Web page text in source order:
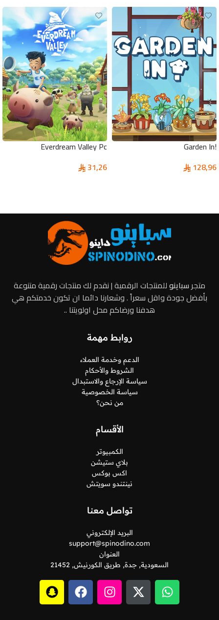
!Garden In
128,96
Everdream Valley Pc
31,26
متجرسباينوللمنتجات الرقمية | نقدم لك منتجات رقمية متنوعة
بأفضل جودة واقل سعراً . وشعارنا دائما ان تكون خدمتكم هي
هدفنا ورضاكم محل اولويتنا ..
روابط مهمة
الدعم وخدمة العملاء
الشروط والأحكام
سياسة الإرجاع والاستبدال
سياسة الخصوصية
من نحن؟
الأقسام
الكمبيوتر
بلاي ستيشن
اكس بوكس
نينتندو سويتش
تواصل معنا
البريد الإلكتروني
support@spinodino.com
العنوان
السعودية, جدة, طريق الكورنيش, 21452